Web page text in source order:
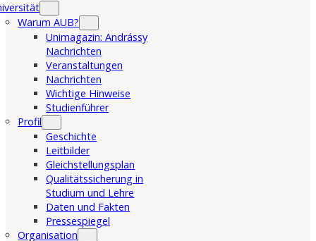
Warum AUB?
Unimagazin: Andrássy
Nachrichten
Veranstaltungen
Nachrichten
Wichtige Hinweise
Studienführer
Profil
Geschichte
Leitbilder
Gleichstellungsplan
Qualitätssicherung in
Studium und Lehre
Daten und Fakten
Pressespiegel
Organisation